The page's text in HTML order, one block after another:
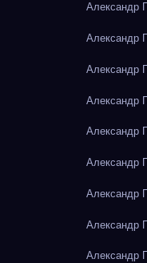
Александр
Александр
Александр
Александр
Александр
Александр
Александр
Александр
Александр